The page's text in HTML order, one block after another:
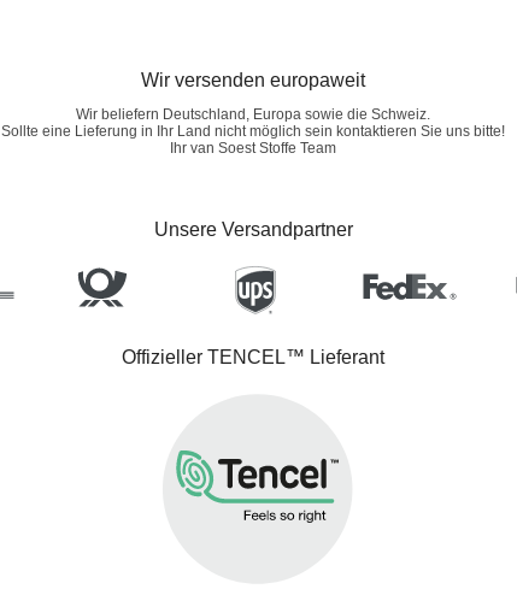
Wir versenden europaweit
Wir beliefern Deutschland, Europa sowie die Schweiz.
Sollte eine Lieferung in Ihr Land nicht möglich sein kontaktieren Sie uns bitte!
Ihr van Soest Stoffe Team
Unsere Versandpartner
Offizieller TENCEL™ Lieferant